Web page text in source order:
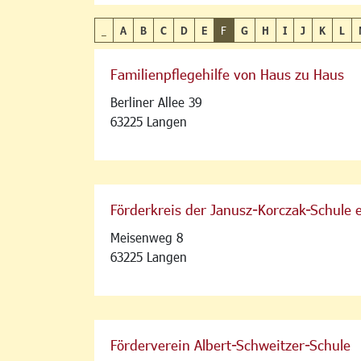
A B C D E F G H I J K L
Familienpflegehilfe von Haus zu Haus
Berliner Allee 39
63225 Langen
Förderkreis der Janusz-Korczak-Schule
Meisenweg 8
63225 Langen
Förderverein Albert-Schweitzer-Schule